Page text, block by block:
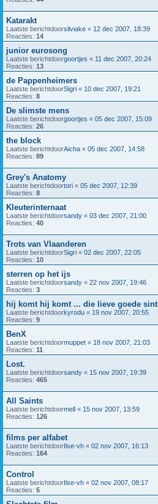
Katarakt
Laatste berichtdoorsilviake « 12 dec 2007, 18:39
Reacties: 14
junior eurosong
Laatste berichtdoorgoortjes « 11 dec 2007, 20:24
Reacties: 13
de Pappenheimers
Laatste berichtdoorSigri « 10 dec 2007, 19:21
Reacties: 8
De slimste mens
Laatste berichtdoorgoortjes « 05 dec 2007, 15:09
Reacties: 26
the block
Laatste berichtdoorAicha « 05 dec 2007, 14:58
Reacties: 89
Grey's Anatomy
Laatste berichtdoortori « 05 dec 2007, 12:39
Reacties: 8
Kleuterinternaat
Laatste berichtdoorsandy « 03 dec 2007, 21:00
Reacties: 40
Trots van Vlaanderen
Laatste berichtdoorSigri « 02 dec 2007, 22:05
Reacties: 10
sterren op het ijs
Laatste berichtdoorsandy « 22 nov 2007, 19:46
Reacties: 3
hij komt hij komt ... die lieve goede sint
Laatste berichtdoorkyrodu « 19 nov 2007, 20:55
Reacties: 9
BenX
Laatste berichtdoormuppet « 18 nov 2007, 21:03
Reacties: 11
Lost.
Laatste berichtdoorsandy « 15 nov 2007, 19:39
Reacties: 465
All Saints
Laatste berichtdoormell « 15 nov 2007, 13:59
Reacties: 126
films per alfabet
Laatste berichtdoorIlse-vh « 02 nov 2007, 16:13
Reacties: 164
Control
Laatste berichtdoor Ilse-vh « 02 nov 2007, 08:17
Reacties: 5